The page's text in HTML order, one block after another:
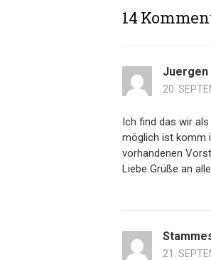
14
Juergen
20.
Ich find das wir
möglich ist komm
vorhandenen
Liebe Grüße an
21.